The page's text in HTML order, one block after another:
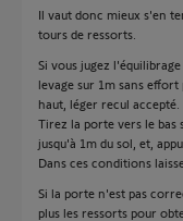
Il vaut donc mieux s'en
tours de ressorts.
Si vous jugez
levage sur 1m sans
haut, léger recul accepté.
Tirez la porte vers le bas
jusqu'à 1m du sol, et,
Dans ces conditions
Si la porte n'est pas
plus les ressorts pour